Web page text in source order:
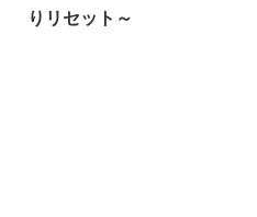
りリセット～